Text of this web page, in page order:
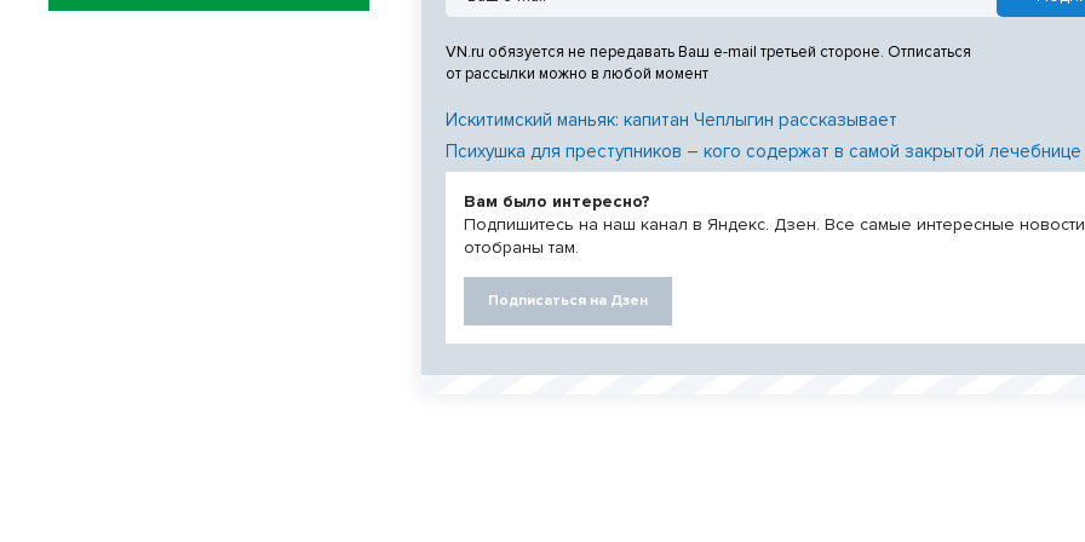
VN.ru обязуется не передавать Ваш e-mail третьей стороне. Отписаться
от рассылки можно в любой момент
Искитимский маньяк: капитан Чеплыгин рассказывает
Психушка для преступников – кого содержат в самой закрытой
Вам было интересно?
Подпишитесь на наш канал в Яндекс. Дзен. Все самые интересные новости
отобраны там.
Подписаться на Дзен